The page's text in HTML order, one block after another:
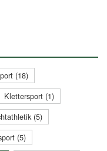
(18)
Klettersport (1)
(5)
(5)